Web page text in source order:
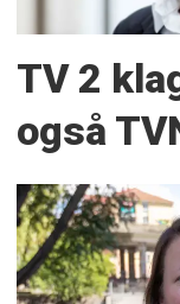
TV 2
også